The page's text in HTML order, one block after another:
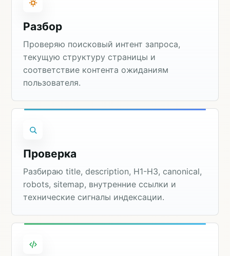
Разбор
Проверяю поисковый интент запроса,
текущую структуру страницы и
соответствие контента ожиданиям
пользователя.
Проверка
Разбираю title, description, H1-H3, canonical,
robots, sitemap, внутренние ссылки и
технические сигналы индексации.